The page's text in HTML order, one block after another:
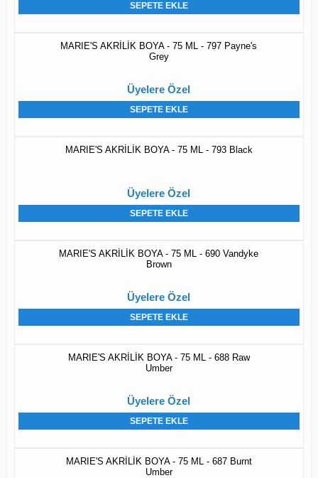
SEPETE EKLE
MARIE'S AKRİLİK BOYA - 75 ML - 797 Payne's
Grey
Üyelere Özel
SEPETE EKLE
MARIE'S AKRİLİK BOYA - 75 ML - 793 Black
Üyelere Özel
SEPETE EKLE
MARIE'S AKRİLİK BOYA - 75 ML - 690 Vandyke
Brown
Üyelere Özel
SEPETE EKLE
MARIE'S AKRİLİK BOYA - 75 ML - 688 Raw
Umber
Üyelere Özel
SEPETE EKLE
MARIE'S AKRİLİK BOYA - 75 ML - 687 Burnt
Umber